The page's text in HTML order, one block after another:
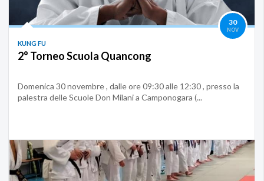
30
NOV
KUNG FU
2° Torneo Scuola Quancong
Domenica 30 novembre , dalle ore 09:30 alle 12:30 , presso la
palestra delle Scuole Don Milani a Camponogara (...